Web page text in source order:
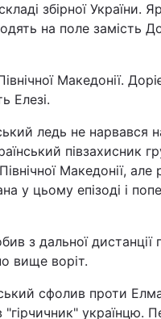
збірної України.
на поле замість
Македонії.
Елезі.
ледь не нарвався
півзахисник
Македонії, але
у цьому епізоді і
з дальної дистанції
вище воріт.
сфолив проти
"гірчичник" українцю.